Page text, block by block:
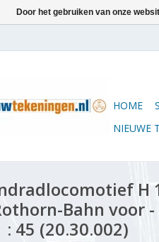
HOME
NIEUWE
H
Bahn voor
: 45 (20.30.002)
Door het gebruiken van onze